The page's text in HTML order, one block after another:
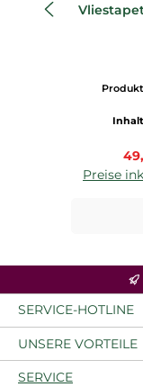
Preise
SERVICE-HOTLINE
UNSERE VORTEILE
SERVICE